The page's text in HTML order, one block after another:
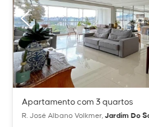
Apartamento com 3 quartos
R. José Albano Volkmer, Jardim Do